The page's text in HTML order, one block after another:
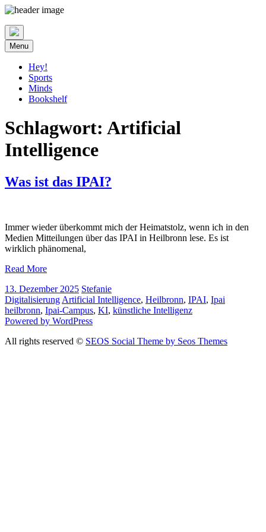
Skip
content
Menu
Hey!
Sports
Minds
Bookshelf
Schlagwort: Artificial
Intelligence
Was ist das IPAI?
Immer wieder überkommt mich der Heimatstolz, wenn ich in den
Medien Mitteilungen über das IPAI in Heilbronn lese. Es ist
wirklich phänomenal,
Read More
13. Dezember 2025 Stefanie
Digitalisierung Artificial Intelligence, Heilbronn, IPAI, Ipai
heilbronn, Ipai-Campus, KI, künstliche Intelligenz
Powered by WordPress
All rights reserved © SEOS Social Theme by Seos Themes